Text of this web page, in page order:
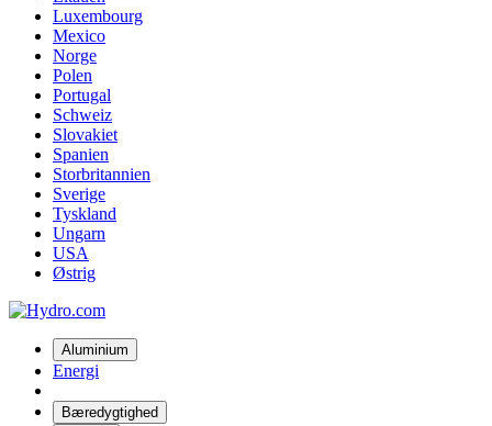
Luxembourg
Mexico
Norge
Polen
Portugal
Schweiz
Slovakiet
Spanien
Storbritannien
Sverige
Tyskland
Ungarn
USA
Østrig
Aluminium
Energi
Bæredygtighed